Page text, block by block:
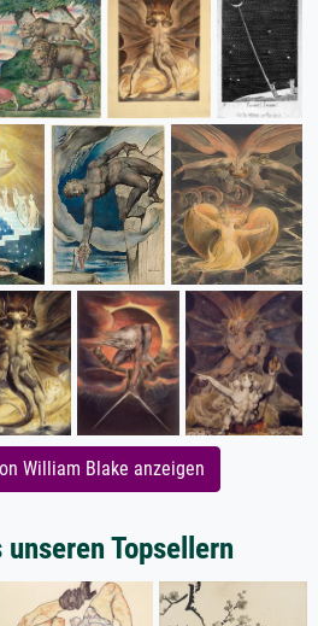
William Blake anzeigen
Topsellern